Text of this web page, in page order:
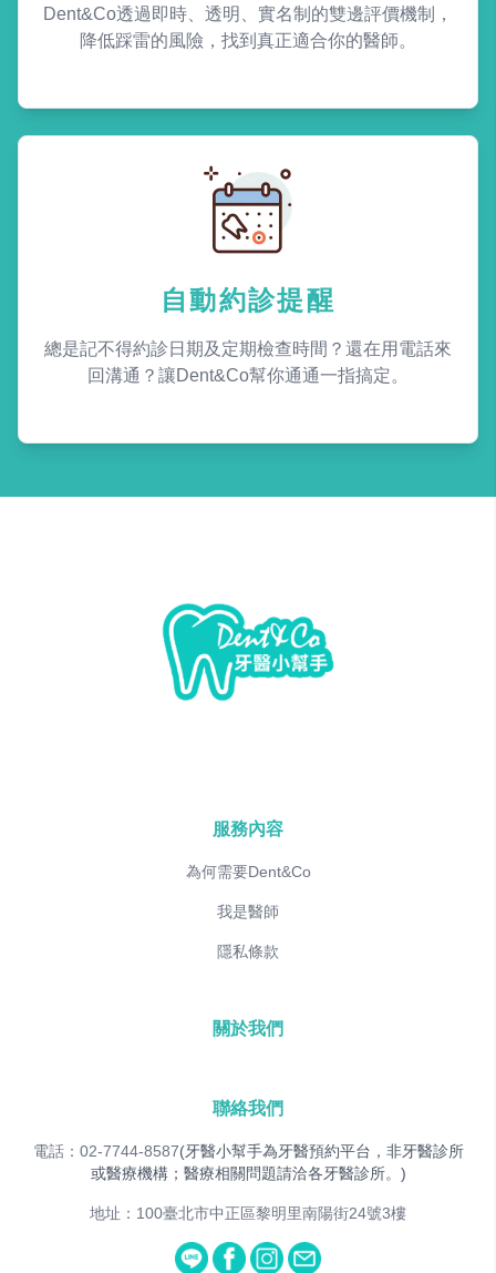
Dent&Co透過即時、透明、實名制的雙邊評價機制，
降低踩雷的風險，找到真正適合你的醫師。
自動約診提醒
總是記不得約診日期及定期檢查時間？還在用電話來
回溝通？讓Dent&Co幫你通通一指搞定。
服務內容
為何需要Dent&Co
我是醫師
隱私條款
關於我們
聯絡我們
電話：02-7744-8587(牙醫小幫手為牙醫預約平台，非牙醫診所
或醫療機構；醫療相關問題請洽各牙醫診所。)
地址：100臺北市中正區黎明里南陽街24號3樓